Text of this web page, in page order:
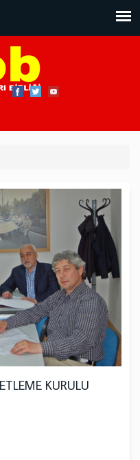
KURULU